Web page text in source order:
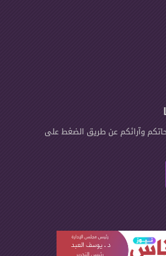
وآرائكم عن طريق الضغط على